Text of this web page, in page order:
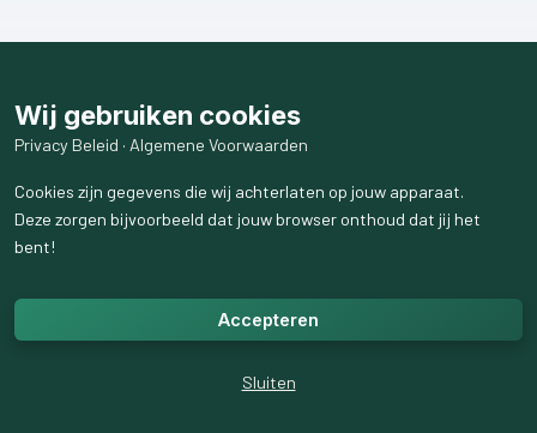
Wij gebruiken cookies
Privacy Beleid · Algemene Voorwaarden
Cookies zijn gegevens die wij achterlaten op jouw apparaat.
Deze zorgen bijvoorbeeld dat jouw browser onthoud dat jij het
bent!
Accepteren
Sluiten